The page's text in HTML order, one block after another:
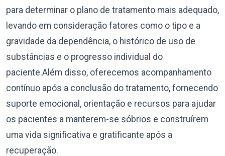
para determinar o plano de tratamento mais adequado,
levando em consideração fatores como o tipo e a
gravidade da dependência, o histórico de uso de
substâncias e o progresso individual do
paciente.Além disso, oferecemos acompanhamento
contínuo após a conclusão do tratamento, fornecendo
suporte emocional, orientação e recursos para ajudar
os pacientes a manterem-se sóbrios e construírem
uma vida significativa e gratificante após a
recuperação.